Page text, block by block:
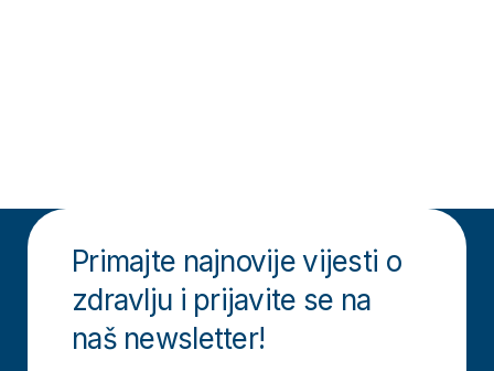
Primajte najnovije vijesti o
zdravlju i prijavite se na
naš newsletter!